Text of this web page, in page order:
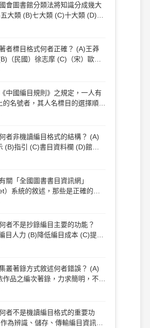
會圖書館分類法將知識分成幾大
標目格式何者正確？ (A)王莽
（民國）徐志摩 (C)（宋）歐陽
功
中國編目規則》之規定，一人有
的名號者，其人名標目的選擇順序
①文獻中最常用者 ②最著稱者 ③
(B)②③①④ (C)②④①③
者非機讀編目格式的結構？ (A)
(B)指引 (C)書目資料欄 (D)館藏
關「全國圖書書目資訊網」
）系統的敘述，那些是正確的？
式的書目資料庫架構 ②提供
係透過OAI方式更新 ④具備線上聯
①② (B)僅①③
者不是抄錄編目主要的功能？
目人力 (B)降低編目成本 (C)提高
性 (D)促進編目專業教育
叢著錄方式敘述何者錯誤？ (A)
作品之編次著錄，力求簡明，不必
集叢號以阿拉伯數字
部分，各自屬於不同集叢，無法在
示者，於附註項著錄之
者不是機讀編目格式的重要功